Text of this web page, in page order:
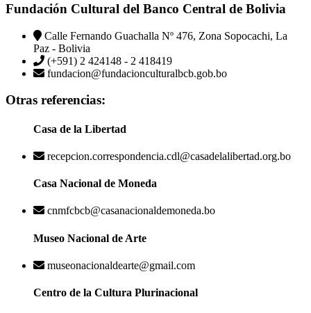
Fundación Cultural del Banco Central de Bolivia
Calle Fernando Guachalla Nº 476, Zona Sopocachi, La
Paz - Bolivia
(+591) 2 424148 - 2 418419
fundacion@fundacionculturalbcb.gob.bo
Otras referencias:
Casa de la Libertad
recepcion.correspondencia.cdl@casadelalibertad.org.bo
Casa Nacional de Moneda
cnmfcbcb@casanacionaldemoneda.bo
Museo Nacional de Arte
museonacionaldearte@gmail.com
Centro de la Cultura Plurinacional